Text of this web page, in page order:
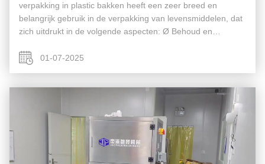
verpakking in plastic bakken heeft een zeer breed en
belangrijk gebruik in de verpakking van levensmiddelen, dat
zich uitdrukt in de volgende aspecten: Ø Behoud en
plastic bakken zijn ...
01-07-2025